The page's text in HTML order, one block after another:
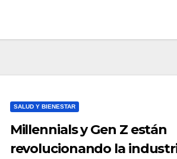
SALUD Y BIENESTAR
Millennials y Gen Z están
revolucionando la